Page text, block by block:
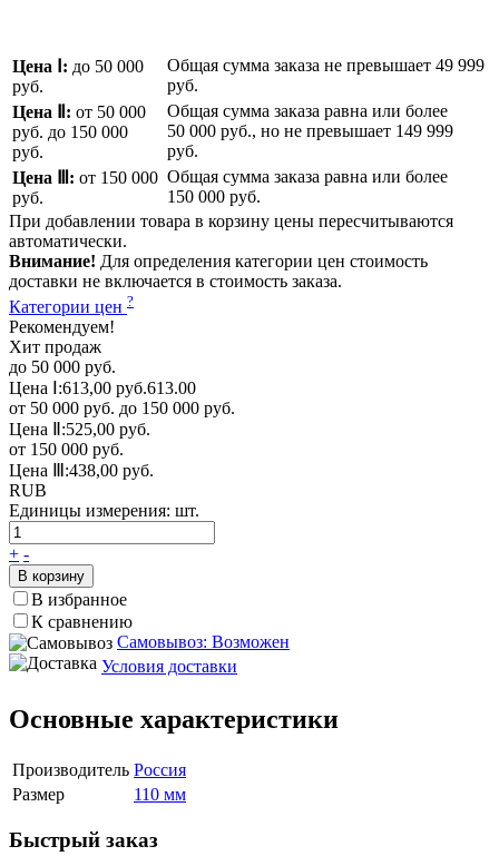
Цена Ⅰ: до 50 000
руб.
Общая сумма заказа не превышает 49 999
руб.
Цена Ⅱ: от 50 000
руб. до 150 000
руб.
Общая сумма заказа равна или более
50 000 руб., но не превышает 149 999
руб.
Цена Ⅲ: от 150 000
руб.
Общая сумма заказа равна или более
150 000 руб.
При добавлении товара в корзину цены пересчитываются
автоматически.
Внимание! Для определения категории цен стоимость
доставки не включается в стоимость заказа.
Категории цен ?
Рекомендуем!
Хит продаж
до 50 000 руб.
Цена Ⅰ:613,00 руб.613.00
от 50 000 руб. до 150 000 руб.
Цена Ⅱ:525,00 руб.
от 150 000 руб.
Цена Ⅲ:438,00 руб.
RUB
Единицы измерения: шт.
+ -
В корзину
В избранное
К сравнению
Самовывоз: Возможен
Условия доставки
Основные характеристики
Производитель Россия
Размер
110 мм
Быстрый заказ